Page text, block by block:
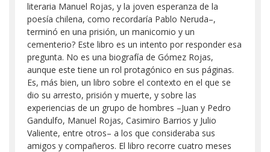
literaria Manuel Rojas, y la joven esperanza de la
poesía chilena, como recordaría Pablo Neruda–,
terminó en una prisión, un manicomio y un
cementerio? Este libro es un intento por responder esa
pregunta. No es una biografía de Gómez Rojas,
aunque este tiene un rol protagónico en sus páginas.
Es, más bien, un libro sobre el contexto en el que se
dio su arresto, prisión y muerte, y sobre las
experiencias de un grupo de hombres –Juan y Pedro
Gandulfo, Manuel Rojas, Casimiro Barrios y Julio
Valiente, entre otros– a los que consideraba sus
amigos y compañeros. El libro recorre cuatro meses